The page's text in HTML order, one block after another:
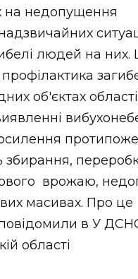
на недопущення
людей на них.
об'єктах
збирання,
врожаю,
масивах. Про це
в У
області